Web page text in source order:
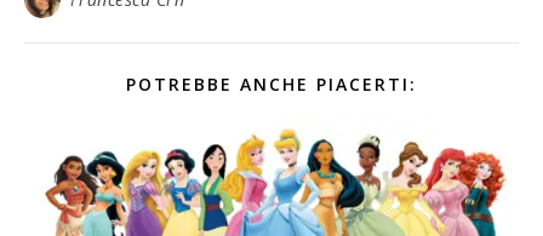
POTREBBE ANCHE PIACERTI: